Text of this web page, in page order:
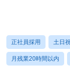
正社員採用 土日
月残業20時間以内